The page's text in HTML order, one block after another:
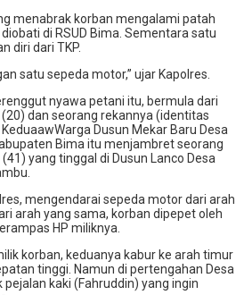
menabrak korban mengalami patah
di RSUD Bima. Sementara satu
diri dari TKP.
satu sepeda motor,” ujar Kapolres.
nyawa petani itu, bermula dari
dan seorang rekannya (identitas
Dusun Mekar Baru Desa
Bima itu menjambret seorang
yang tinggal di Dusun Lanco Desa
mengendarai sepeda motor dari arah
arah yang sama, korban dipepet oleh
HP miliknya.
korban, keduanya kabur ke arah timur
tinggi. Namun di pertengahan Desa
kaki (Fahruddin) yang ingin